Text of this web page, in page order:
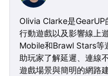
Olivia Clarke是GearUP
行動遊戲以及影響線上
Mobile和Brawl Stars等
助玩家了解延遲、連線
遊戲場景與簡明的網路